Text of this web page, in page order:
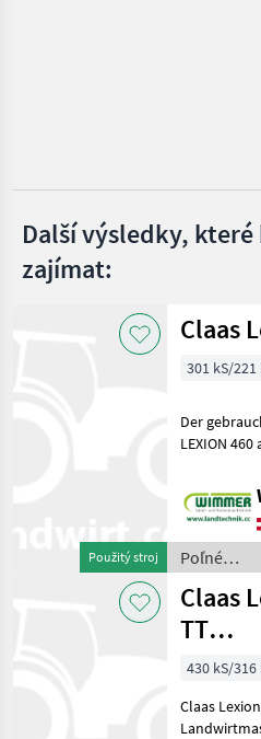
Geringhoff
John Deere
Varifeed
MARKETPLACE
Nabídky
Inzeráty
Další výsledky,
zajímat:
Použitý stroj
Claas
301 kS/221
Der
LEXION 460
bewährter
Poľné
zberové
stroje /
Claas
Claas
TT
430 kS/316
Claas